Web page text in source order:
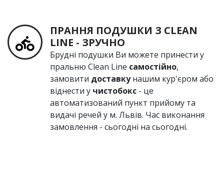
ПРАННЯ ПОДУШКИ З СLEAN
LINE - ЗРУЧНО
Брудні подушки Ви можете принести у
пральню Сlean Line самостійно,
замовити доставкунашим кур'єром або
віднести у чистобокс - це
автоматизований пункт прийому та
видачі речей у м. Львів. Час виконання
замовлення - сьогодні на сьогодні.